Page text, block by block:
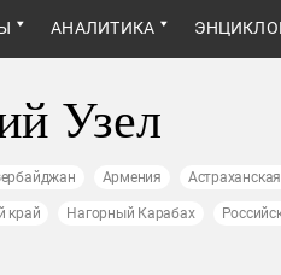
АНАЛИТИКА
Узел
Армения
край Нагорный Карабах